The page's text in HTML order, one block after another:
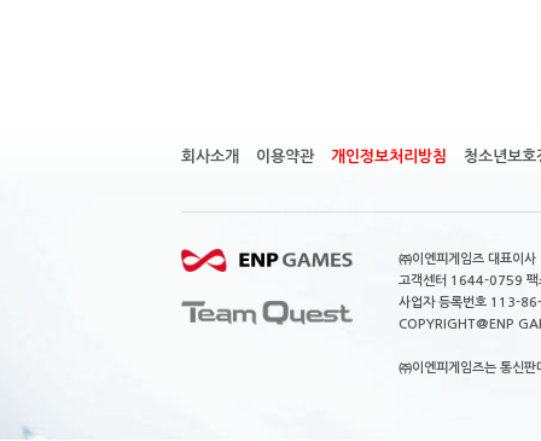
회사소개 이용약관 개인정보처리방침 청소년보호
㈜이엔피게임즈 대표이
고객센터 1644-0759
사업자 등록번호 113-
COPYRIGHT@ENP
㈜이엔피게임즈는 통신판